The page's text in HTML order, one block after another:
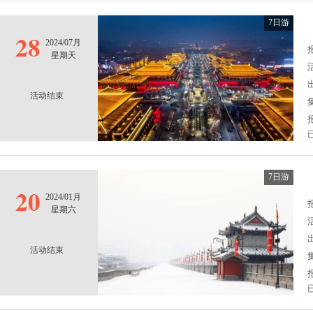
28 2024/07月
星期天
活动结束
7日游
20 2024/01月
星期六
活动结束
7日游